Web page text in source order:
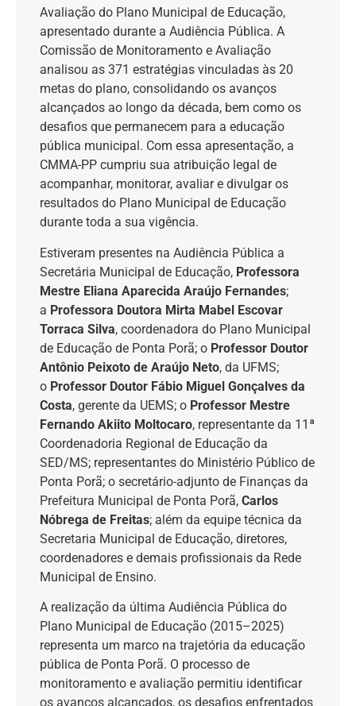
Avaliação do Plano Municipal de Educação,
apresentado durante a Audiência Pública. A
Comissão de Monitoramento e Avaliação
analisou as 371 estratégias vinculadas às 20
metas do plano, consolidando os avanços
alcançados ao longo da década, bem como os
desafios que permanecem para a educação
pública municipal. Com essa apresentação, a
CMMA-PP cumpriu sua atribuição legal de
acompanhar, monitorar, avaliar e divulgar os
resultados do Plano Municipal de Educação
durante toda a sua vigência.
Estiveram presentes na Audiência Pública a
Secretária Municipal de Educação, Professora
Mestre Eliana Aparecida Araújo Fernandes;
a Professora Doutora Mirta Mabel Escovar
Torraca Silva, coordenadora do Plano Municipal
de Educação de Ponta Porã; o Professor Doutor
Antônio Peixoto de Araújo Neto, da UFMS;
o Professor Doutor Fábio Miguel Gonçalves da
Costa, gerente da UEMS; o Professor Mestre
Fernando Akiito Moltocaro, representante da 11ª
Coordenadoria Regional de Educação da
SED/MS; representantes do Ministério Público de
Ponta Porã; o secretário-adjunto de Finanças da
Prefeitura Municipal de Ponta Porã, Carlos
Nóbrega de Freitas; além da equipe técnica da
Secretaria Municipal de Educação, diretores,
coordenadores e demais profissionais da Rede
Municipal de Ensino.
A realização da última Audiência Pública do
Plano Municipal de Educação (2015–2025)
representa um marco na trajetória da educação
pública de Ponta Porã. O processo de
monitoramento e avaliação permitiu identificar
os avanços alcançados, os desafios enfrentados